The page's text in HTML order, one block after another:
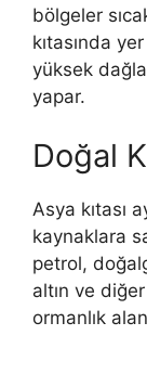
bölgeler
kıtasında
yüksek
yapar.
Doğal
Asya kıtası
kaynaklara
petrol,
altın ve
ormanlık